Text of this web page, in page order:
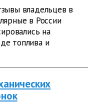
владельцев в
в России
на
топлива и